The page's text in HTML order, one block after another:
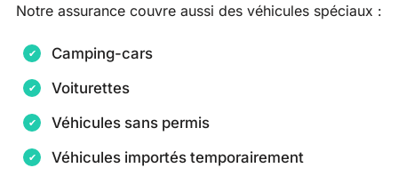
Notre assurance couvre aussi des véhicules spéciaux :
Camping-cars
Voiturettes
Véhicules sans permis
Véhicules importés temporairement